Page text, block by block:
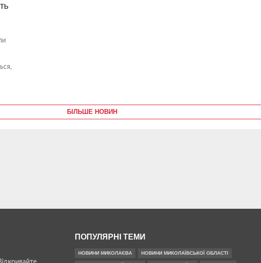
БІЛЬШЕ НОВИН
ПОПУЛЯРНІ ТЕМИ
НОВИНИ МИКОЛАЄВА НОВИНИ МИКОЛАЇВСЬКОЇ ОБЛАСТІ